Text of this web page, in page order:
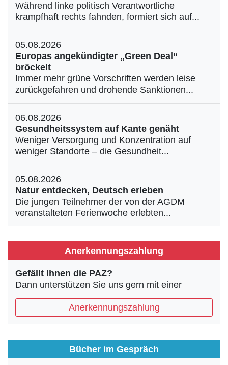
Während linke politisch Verantwortliche
krampfhaft rechts fahnden, formiert sich auf...
05.08.2026
Europas angekündigter „Green Deal“
bröckelt
Immer mehr grüne Vorschriften werden leise
zurückgefahren und drohende Sanktionen...
06.08.2026
Gesundheitssystem auf Kante genäht
Weniger Versorgung und Konzentration auf
weniger Standorte – die Gesundheit...
05.08.2026
Natur entdecken, Deutsch erleben
Die jungen Teilnehmer der von der AGDM
veranstalteten Ferienwoche erlebten...
Anerkennungszahlung
Gefällt Ihnen die PAZ?
Dann unterstützen Sie uns gern mit einer
Anerkennungszahlung
Bücher im Gespräch